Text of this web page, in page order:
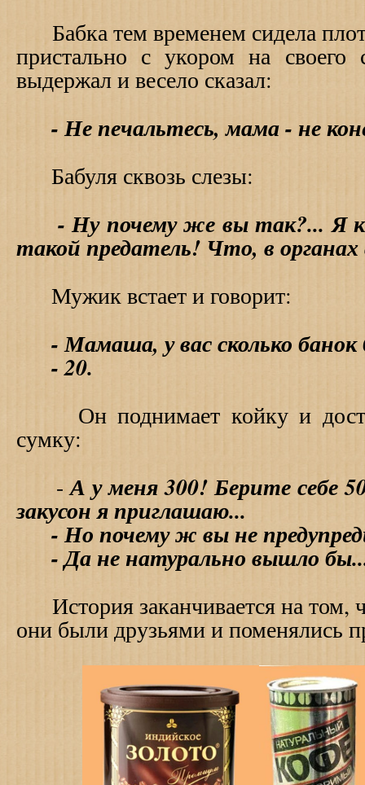
Бабка тем временем сидела
пристально с укором на своего
выдержал и весело сказал:
- Не печальтесь, мама - не
Бабуля сквозь слезы:
- Ну почему же вы так?... Я
такой предатель! Что, в
Мужик встает и говорит:
- Мамаша, у вас сколько банок
- 20.
Он поднимает койку и
сумку:
-А у меня 300! Берите себе
закусон я приглашаю...
- Но почему ж вы не
- Да не натурально вышло
История заканчивается на том,
они были друзьями и поменялись